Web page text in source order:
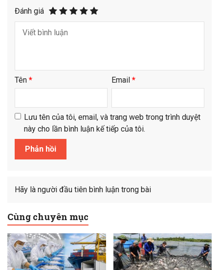
Đánh giá
Tên * Email *
Lưu tên của tôi, email, và trang web trong trình duyệt
này cho lần bình luận kế tiếp của tôi.
Hãy là người đầu tiên bình luận trong bài
Cùng chuyên mục